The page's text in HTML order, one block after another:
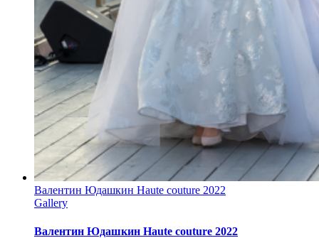
Валентин Юдашкин Haute couture 2022
Gallery
Валентин Юдашкин Haute couture 2022